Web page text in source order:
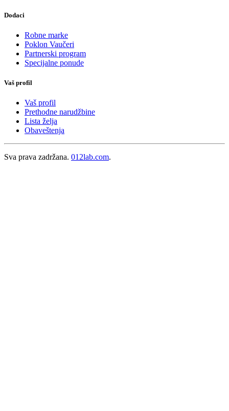
Dodaci
Robne marke
Poklon Vaučeri
Partnerski program
Specijalne ponude
Vaš profil
Vaš profil
Prethodne narudžbine
Lista želja
Obaveštenja
Sva prava zadržana. 012lab.com.